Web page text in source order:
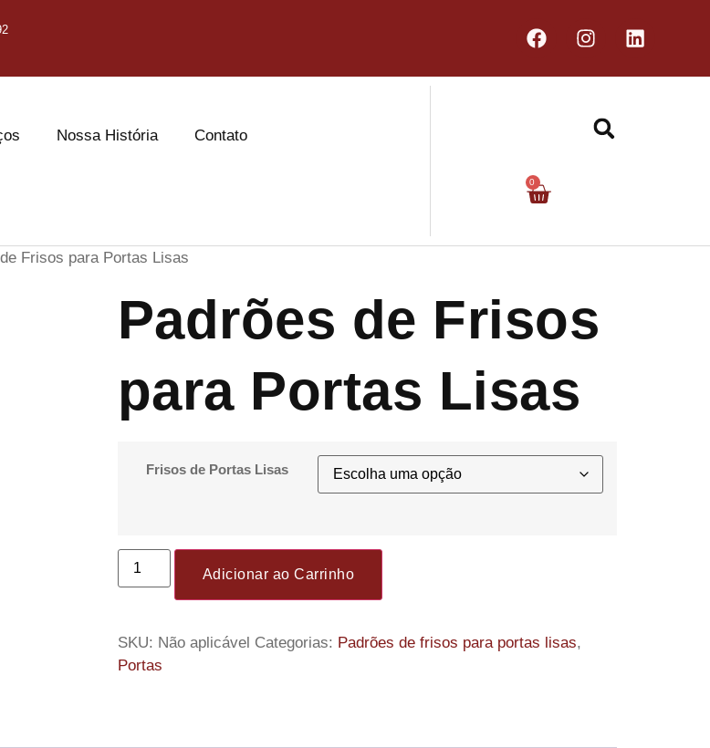
Nossa História Contato
0
Frisos para Portas Lisas
Padrões de Frisos
para Portas Lisas
Frisos de Portas Lisas
Adicionar ao Carrinho
SKU: Não aplicável Categorias: Padrões de frisos para portas lisas,
Portas